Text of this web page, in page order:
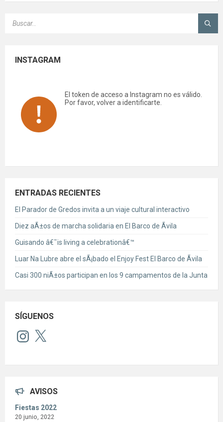
INSTAGRAM
El token de acceso a Instagram no es válido.
Por favor, volver a identificarte.
ENTRADAS RECIENTES
El Parador de Gredos invita a un viaje cultural interactivo
Diez aÃ±os de marcha solidaria en El Barco de Ãvila
Guisando â€˜is living a celebrationâ€™
Luar Na Lubre abre el sÃ¡bado el Enjoy Fest El Barco de Ãvila
Casi 300 niÃ±os participan en los 9 campamentos de la Junta
SÍGUENOS
Instagram
X
AVISOS
Fiestas 2022
20 junio, 2022